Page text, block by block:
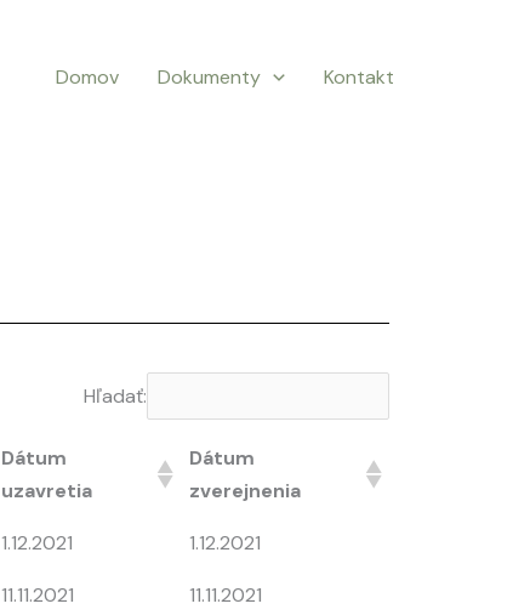
Domov Dokumenty Kontakt
Hľadať:
Dátum
uzavretia
Dátum
zverejnenia
1.12.2021 1.12.2021
11.11.2021 11.11.2021